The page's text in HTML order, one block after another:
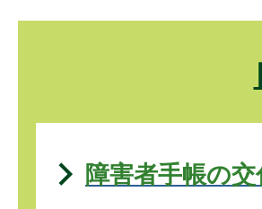
障害者手帳の交